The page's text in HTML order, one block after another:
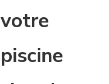
votre
piscine